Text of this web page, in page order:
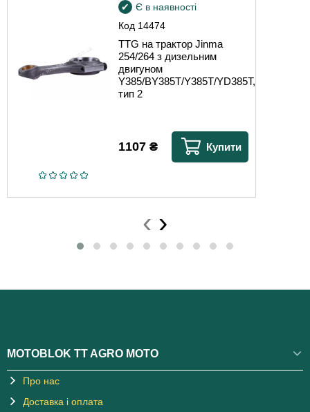
Код 14474
Є в наявності
TTG на трактор Jinma
254/264 з дизельним
двигуном
Y385/BY385T/Y385T/YD385T,
тип 2
1107 ₴ Купити
‹ ›
MOTOBLOK TT AGRO MOTO
Про нас
Доставка і оплата